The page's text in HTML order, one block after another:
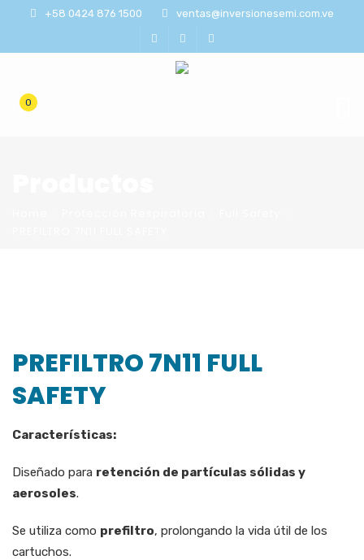
+58 0424 876 1500 ventas@inversionesemi.com.ve
0
PREFILTRO 7N11 FULL
SAFETY
Características:
Diseñado para retención de partículas sólidas y
aerosoles.
Se utiliza como prefiltro, prolongando la vida útil de los
cartuchos.